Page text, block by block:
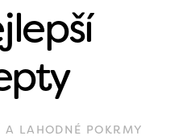
A LAHODNÉ POKRMY